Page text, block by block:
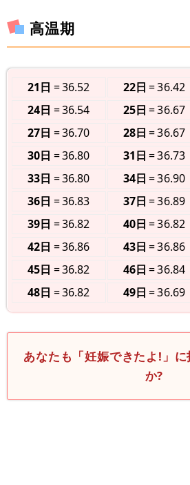
高温期
21日 36.52 22日 36.42
24日
36.54 25日 36.67
27日
36.70 28日 36.67
30日
36.80 31日 36.73
33日
36.80 34日 36.90
36日
36.83 37日 36.89
39日
36.82 40日 36.82
42日
36.86 43日 36.86
45日
36.82 46日 36.84
48日
36.82 49日 36.69
あなたも「妊娠できたよ!」
か?